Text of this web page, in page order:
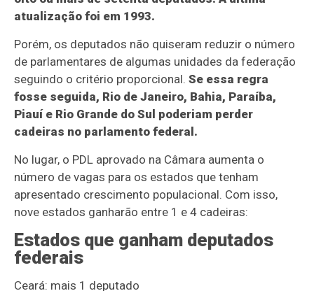
atualização foi em 1993.
Porém, os deputados não quiseram reduzir o número
de parlamentares de algumas unidades da federação
seguindo o critério proporcional.Se essa regra
fosse seguida, Rio de Janeiro, Bahia, Paraíba,
Piauí e Rio Grande do Sul poderiam perder
cadeiras no parlamento federal.
No lugar, o PDL aprovado na Câmara aumenta o
número de vagas para os estados que tenham
apresentado crescimento populacional. Com isso,
nove estados ganharão entre 1 e 4 cadeiras:
Estados que ganham deputados
federais
Ceará: mais 1 deputado